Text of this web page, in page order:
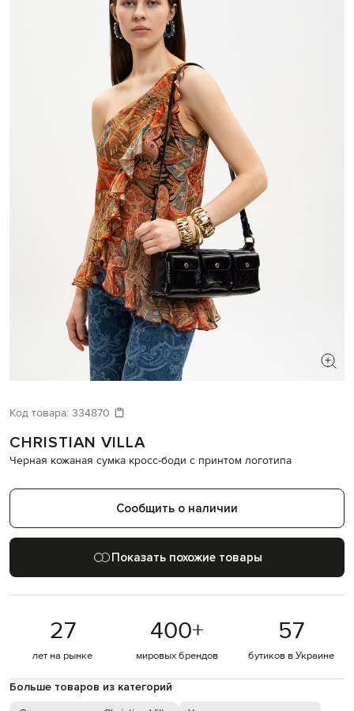
Давайте подберем что-то еще
Код товара: 334870
CHRISTIAN VILLA
Черная кожаная сумка кросс-боди с принтом логотипа
Сообщить о наличии
Показать похожие товары
27
лет на рынке
400+
мировых брендов
57
бутиков в Украине
Больше товаров из категорий